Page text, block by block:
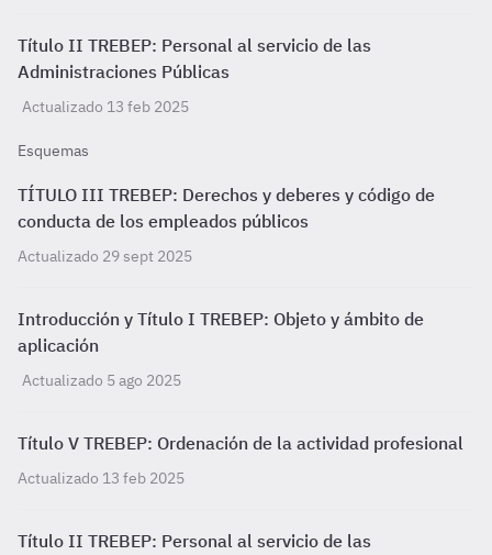
Título II TREBEP: Personal al servicio de las
Administraciones Públicas
Actualizado 13 feb 2025
Esquemas
TÍTULO III TREBEP: Derechos y deberes y código de
conducta de los empleados públicos
Actualizado 29 sept 2025
Introducción y Título I TREBEP: Objeto y ámbito de
aplicación
Actualizado 5 ago 2025
Título V TREBEP: Ordenación de la actividad profesional
Actualizado 13 feb 2025
Título II TREBEP: Personal al servicio de las